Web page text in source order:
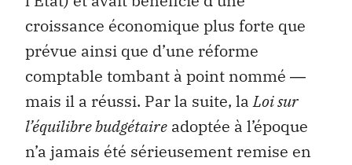
croissance économique plus forte que
prévue ainsi que d’une réforme
comptable tombant à point nommé ―
mais il a réussi. Par la suite, laLoi sur
l’équilibre budgétaire adoptée à l’époque
n’a jamais été sérieusement remise en